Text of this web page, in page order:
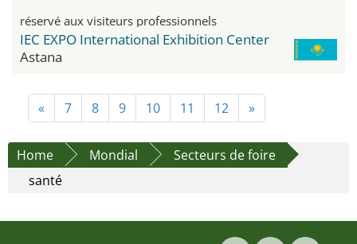
réservé aux visiteurs professionnels
IEC EXPO International Exhibition Center
Astana
« 7 8 9 10 11 12 »
Home Mondial
Secteurs de foire
santé